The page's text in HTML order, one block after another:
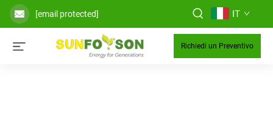
[email protected] IT
Richiedi un Preventivo